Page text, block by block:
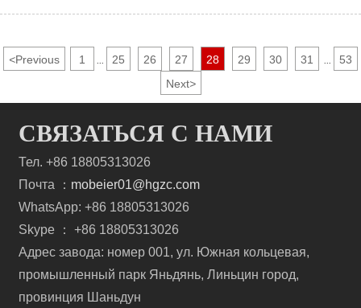
<Previous 1 25 26 27 28 29 30 31
53
Next>
СВЯЗАТЬСЯ С НАМИ
Тел. +86 18805313026
Почта ： mobeier01@hgzc.com
WhatsApp: +86 18805313026
Skype ： +86 18805313026
Адрес завода: номер 001, ул. Южная кольцевая,
промышленный парк Яньдянь, Линьцин город,
провинция Шаньдун